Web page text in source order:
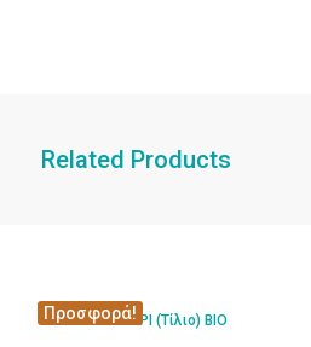
Related Products
Προσφορά!